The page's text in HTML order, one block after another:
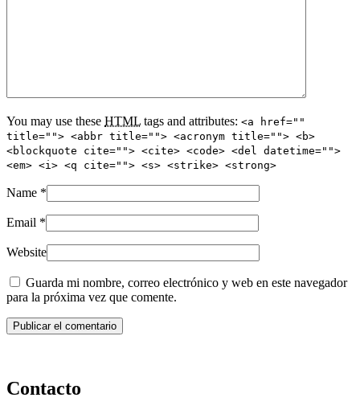
You may use these HTML tags and attributes: <a href=""
title=""> <abbr title=""> <acronym title=""> <b>
<blockquote cite=""> <cite> <code> <del datetime="">
<em> <i> <q cite=""> <s> <strike> <strong>
Name *
Email *
Website
Guarda mi nombre, correo electrónico y web en este navegador
para la próxima vez que comente.
Contacto